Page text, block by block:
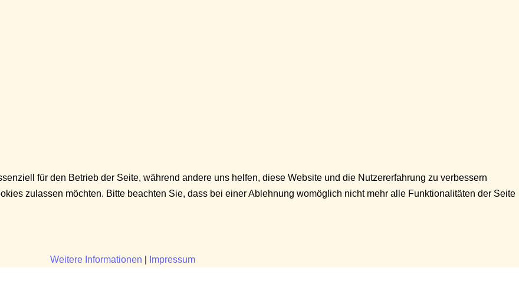
für den Betrieb der Seite, während andere uns helfen, diese Website und die Nutzererfahrung zu verbessern
zulassen möchten. Bitte beachten Sie, dass bei einer Ablehnung womöglich nicht mehr alle Funktionalitäten der Seite
Weitere Informationen Impressum